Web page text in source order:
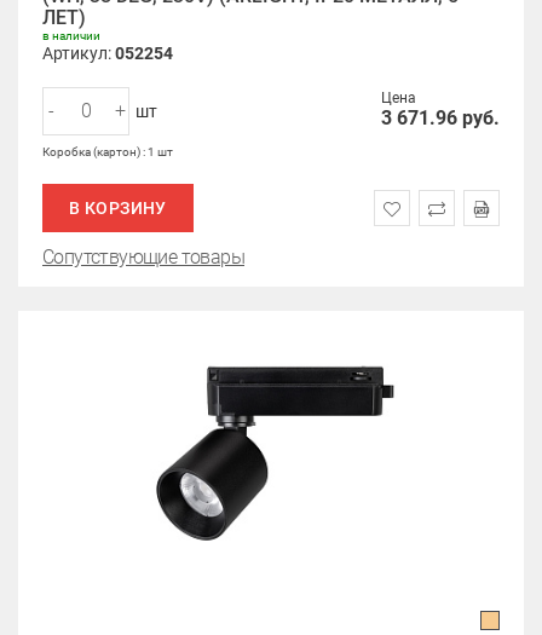
ЛЕТ)
в наличии
Артикул:052254
Цена
3 671.96 руб.
- + шт
Коробка (картон) : 1 шт
В КОРЗИНУ
Сопутствующие товары